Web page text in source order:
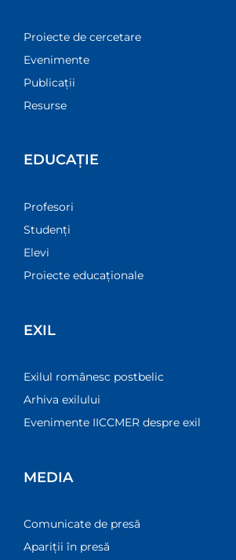
Proiecte de cercetare
Evenimente
Publicații
Resurse
EDUCAȚIE
Profesori
Studenți
Elevi
Proiecte educaționale
EXIL
Exilul românesc postbelic
Arhiva exilului
Evenimente IICCMER despre exil
MEDIA
Comunicate de presă
Apariții în presă